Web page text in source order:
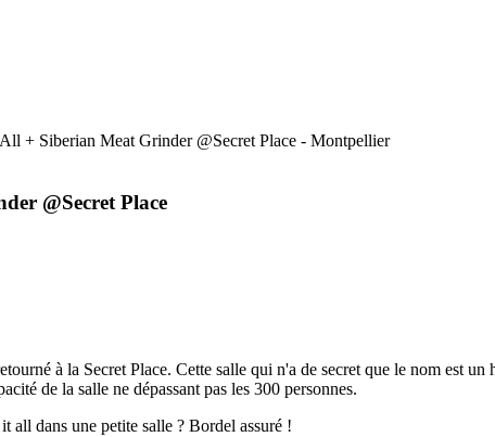
+ Siberian Meat Grinder @Secret Place - Montpellier
@Secret Place
à la Secret Place. Cette salle qui n'a de secret que le nom est
de la salle ne dépassant pas les 300 personnes.
all dans une petite salle ? Bordel assuré !